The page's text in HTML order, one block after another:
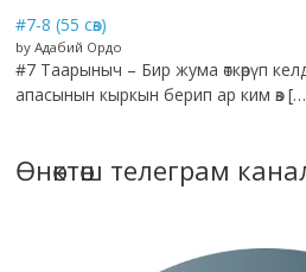
#7-8 (55 сөз)
by Адабий Ордо
#7 Таарыныч – Бир жума өткөрүп
апасынын кыркын берип ар ким өз
Өнөктөш телеграм